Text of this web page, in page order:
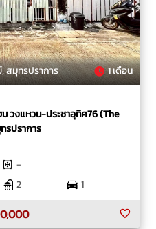
สมุทรปราการ 1 เดือน
ม วงแหวน-ประชาอุทิศ76 (The
รปราการ
-
2
1